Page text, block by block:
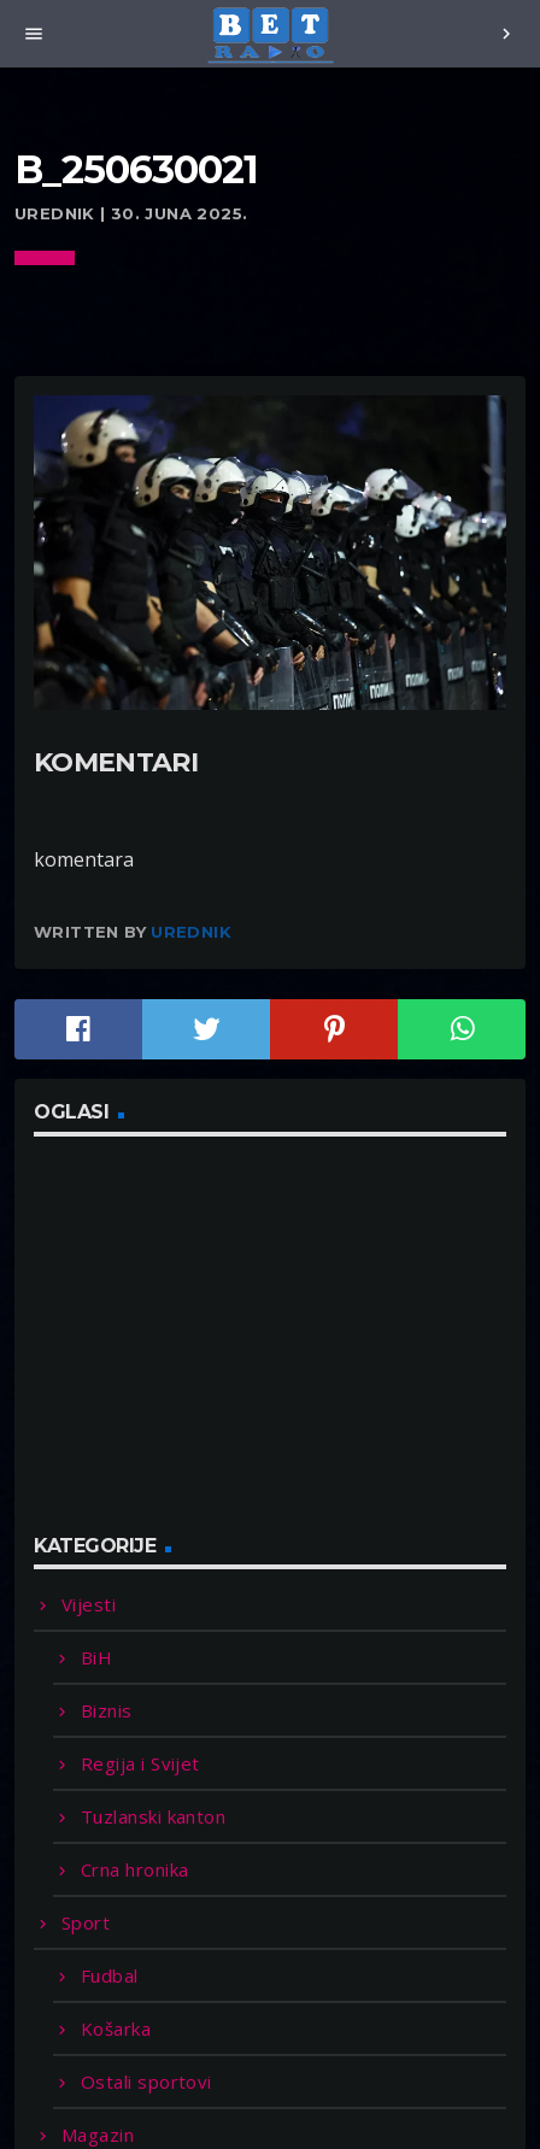
menu chevron_right
B_250630021
UREDNIK | 30. JUNA 2025.
KOMENTARI
komentara
WRITTEN BY UREDNIK
OGLASI
KATEGORIJE
Vijesti
BiH
Biznis
Regija i Svijet
Tuzlanski kanton
Crna hronika
Sport
Fudbal
Košarka
Ostali sportovi
Magazin